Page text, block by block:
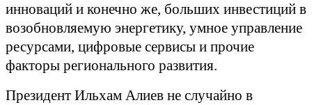
инноваций и конечно же, больших инвестиций в
возобновляемую энергетику, умное управление
ресурсами, цифровые сервисы и прочие
факторы регионального развития.
Президент Ильхам Алиев не случайно в